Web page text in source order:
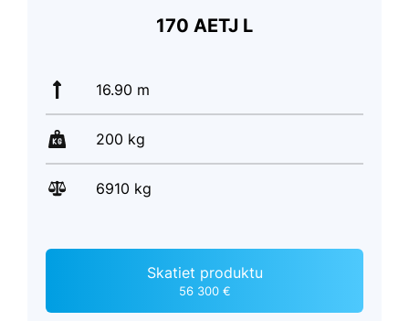
170 AETJ L
16.90 m
200 kg
6910 kg
Skatiet produktu
56 300 €